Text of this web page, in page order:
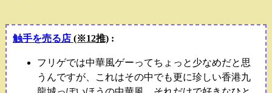
触手を売る店 (※12推):
フリゲでは中華風ゲーってちょっと少なめだと思
うんですが、これはその中でも更に珍しい香港九